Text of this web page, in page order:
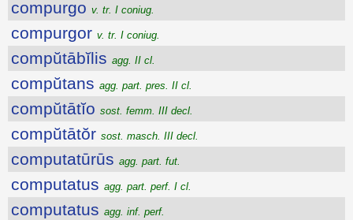
compurgo v. tr. I coniug.
compurgor v. tr. I coniug.
compŭtābĭlis agg. II cl.
compŭtans agg. part. pres. II cl.
compŭtātĭo sost. femm. III decl.
compŭtātŏr sost. masch. III decl.
computatūrūs agg. part. fut.
computatus agg. part. perf. I cl.
computatus agg. inf. perf.